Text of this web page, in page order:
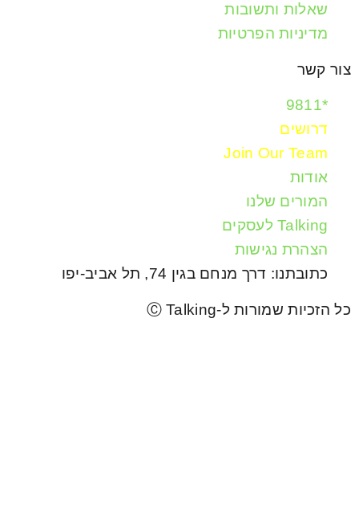
שאלות ותשובות
מדיניות הפרטיות
צור קשר
*9811
דרושים
Join Our Team
אודות
המורים שלנו
Talking לעסקים
הצהרת נגישות
כתובתנו: דרך מנחם בגין 74, תל אביב-יפו
כל הזכיות שמורות ל-Ⓒ Talking